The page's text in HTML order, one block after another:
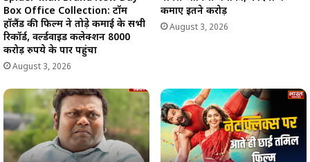
Box Office Collection: टॉम
हॉलैंड की फिल्म ने तोड़े कमाई के सभी
रिकॉर्ड, वर्ल्डवाइड कलेक्शन 8000
करोड़ रुपये के पार पहुंचा
August 3, 2026
कमाए इतने करोड़
August 3, 2026